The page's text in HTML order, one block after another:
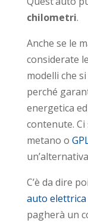
chilometri.
Anche se le
considerate
modelli che
perché
energetica
contenute. Ci
metano o
C’è da dire
auto
pagherà un